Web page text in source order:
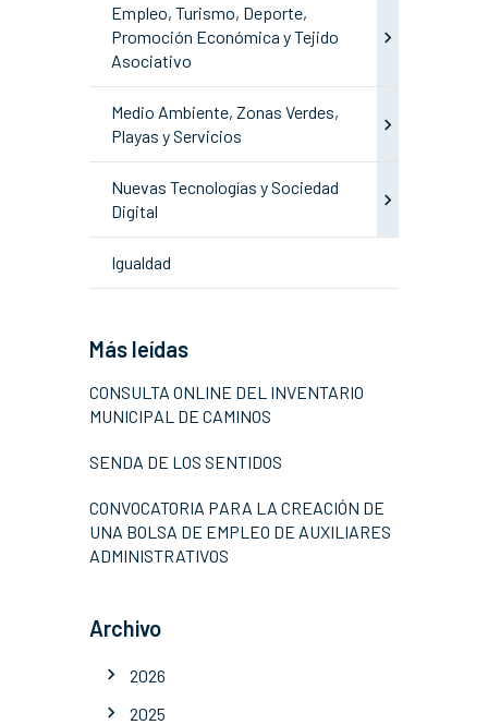
Empleo, Turismo, Deporte,
Promoción Económica y Tejido
Asociativo
Medio Ambiente, Zonas Verdes,
Playas y Servicios
Nuevas Tecnologías y Sociedad
Digital
Igualdad
Más leídas
CONSULTA ONLINE DEL INVENTARIO
MUNICIPAL DE CAMINOS
SENDA DE LOS SENTIDOS
CONVOCATORIA PARA LA CREACIÓN DE
UNA BOLSA DE EMPLEO DE AUXILIARES
ADMINISTRATIVOS
Archivo
2026
2025